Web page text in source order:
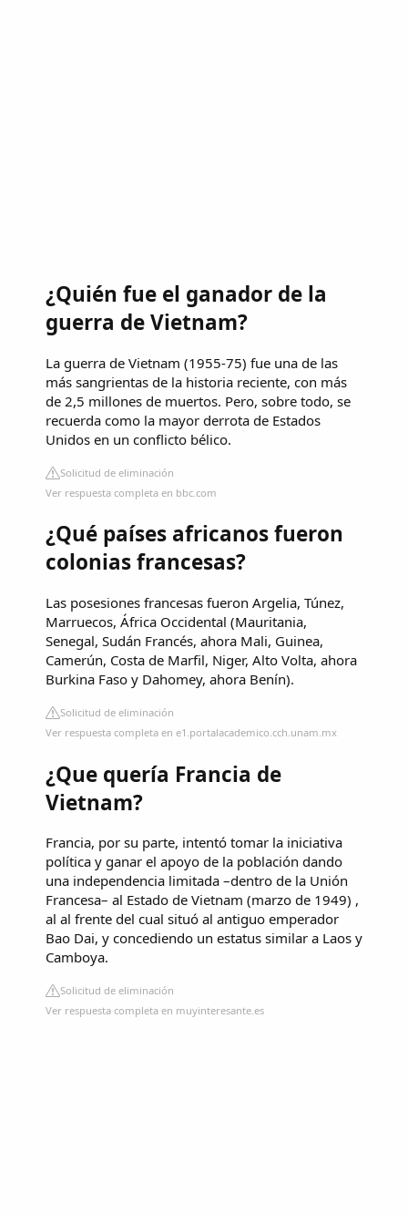
¿Quién fue el ganador de la
guerra de Vietnam?
La guerra de Vietnam (1955-75) fue una de las
más sangrientas de la historia reciente, con más
de 2,5 millones de muertos. Pero, sobre todo, se
recuerda como la mayor derrota de Estados
Unidos en un conflicto bélico.
Solicitud de eliminación
Ver respuesta completa en bbc.com
¿Qué países africanos fueron
colonias francesas?
Las posesiones francesas fueron Argelia, Túnez,
Marruecos, África Occidental (Mauritania,
Senegal, Sudán Francés, ahora Mali, Guinea,
Camerún, Costa de Marfil, Niger, Alto Volta, ahora
Burkina Faso y Dahomey, ahora Benín).
Solicitud de eliminación
Ver respuesta completa en e1.portalacademico.cch.unam.mx
¿Que quería Francia de
Vietnam?
Francia, por su parte, intentó tomar la iniciativa
política y ganar el apoyo de la población dando
una independencia limitada –dentro de la Unión
Francesa– al Estado de Vietnam (marzo de 1949) ,
al al frente del cual situó al antiguo emperador
Bao Dai, y concediendo un estatus similar a Laos y
Camboya.
Solicitud de eliminación
Ver respuesta completa en muyinteresante.es